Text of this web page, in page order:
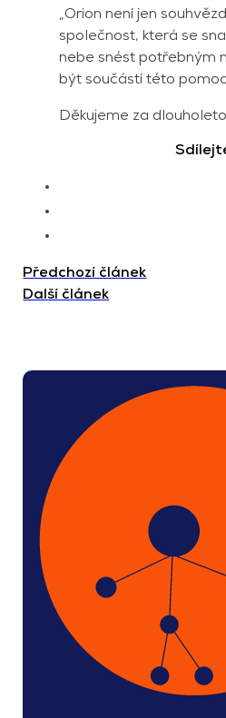
„Orion není jen
společnost, která se
nebe snést potřebným
být součástí této
Děkujeme za
Předchozí článek
Další článek